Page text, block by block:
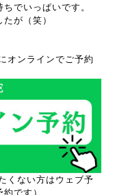
でいっぱいです。
が（笑）
オンラインでご予約
くない方はウェブ予
です）